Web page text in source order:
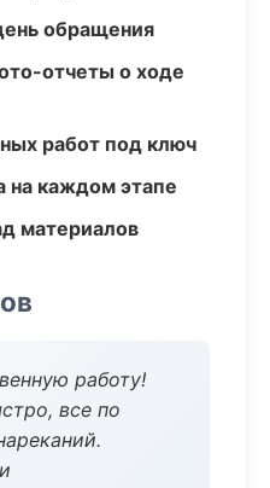
обращения
отчеты о ходе
работ под ключ
на каждом этапе
материалов
работу!
все по